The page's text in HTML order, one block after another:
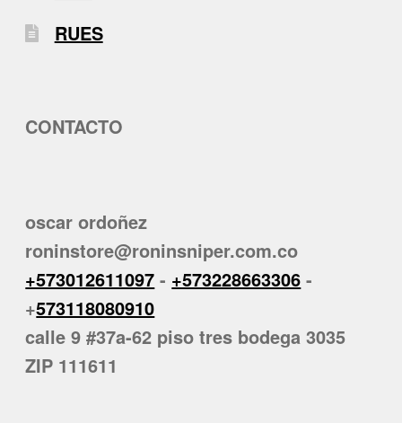
RUES
CONTACTO
oscar ordoñez
roninstore@roninsniper.com.co
+573012611097 - +573228663306 -
+573118080910
calle 9 #37a-62 piso tres bodega 3035
ZIP 111611